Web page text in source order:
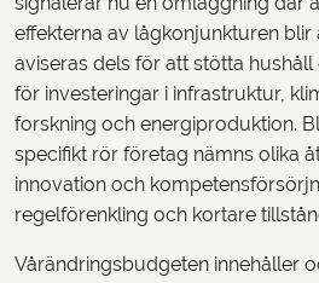
effekterna av lågkonjunkturen blir
aviseras dels för att stötta
för investeringar i infrastruktur,
forskning och energiproduktion.
specifikt rör företag nämns olika
innovation och
regelförenkling och kortare
Vårändringsbudgeten innehåller